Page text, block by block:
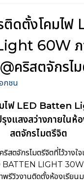
ติดตั้งโคมไฟ
60W ภ
คริสตจักรไ
กชน
มไฟ LED Batten
งแสงสว่างภายในห้
สตจักรไมตรีจิต
ตจักรไมตรีจิตที่ไว้วางใจ
BATTEN LIGHT
รีวิวงานติดตั้งห้องเรียน